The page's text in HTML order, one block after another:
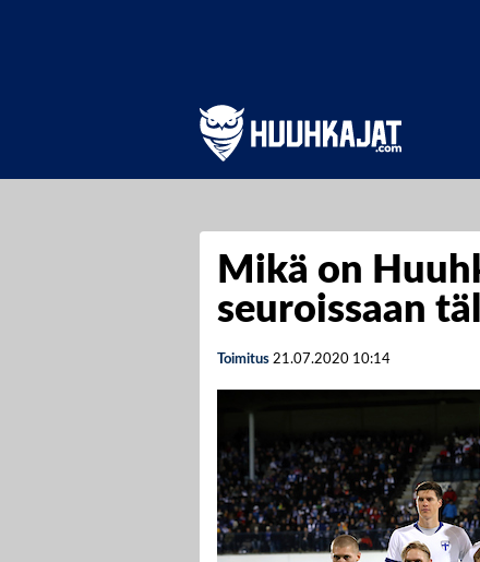
Mikä on
seuroissaan
Toimitus 21.07.2020 10:14